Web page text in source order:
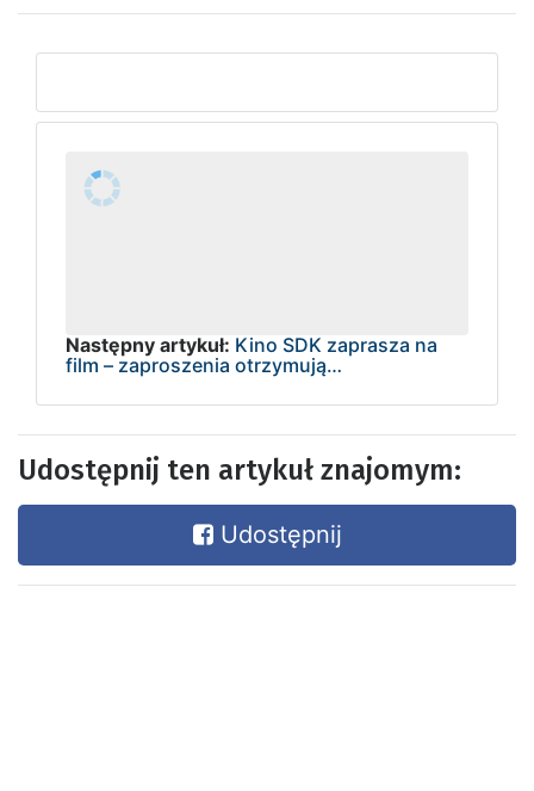
Następny artykuł: Kino SDK zaprasza na
film – zaproszenia otrzymują…
Udostępnij ten artykuł znajomym:
Udostępnij